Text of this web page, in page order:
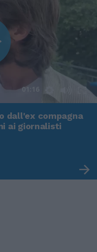
01:16
dall'ex compagna
ai giornalisti